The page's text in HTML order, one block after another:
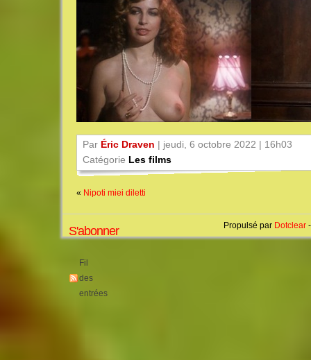
Par Éric Draven | jeudi, 6 octobre 2022 | 16h03
Catégorie Les films
« Nipoti miei diletti
S'abonner
Fil
des
entrées
Propulsé par Dotclear